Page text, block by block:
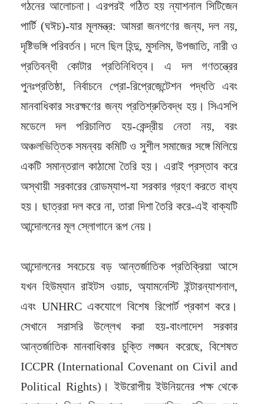
গঠনের আলোচনা। এরপরই গঠিত হয় ন্যাশনাল সিটিজেন
পার্টি (ঘঈচ)-যার মূলমন্ত্র: আমরা জনগণের জন্য, দল নয়,
দৃষ্টিভঙ্গি পরিবর্তন। দলে ছিল হিন্দু, মুসলিম, উপজাতি, নারী ও
প্রতিবন্ধী কোটার প্রতিনিধিত্ব। এ দল গণতন্ত্রের
পুনঃপ্রতিষ্ঠা, নির্বাচনে প্রো-রিপ্রেজেন্টেশন পদ্ধতি এবং
মানবাধিকার সংরক্ষণের জন্য প্রতিশ্রুতিবদ্ধ হয়। সিএসপি
মডেলে দল পরিচালিত হয়-কেন্দ্রীয় নেতা নয়, বরং
অঞ্চলভিত্তিক সমন্বয় কমিটি ও সুশীল সমাজের সঙ্গে মিলিয়ে
একটি সমান্তরাল কাঠামো তৈরি হয়। এরাই প্রস্তাব করে
অস্থায়ী সরকারের রোডম্যাপ-যা সরকার গ্রহণ করতে বাধ্য
হয়। ছাত্ররা দল করে না, তারা দিশা তৈরি করে-এই বাক্যটি
আন্দোলনের মূল স্লোগানে রূপ নেয়।
আন্দোলনের সবচেয়ে বড় আন্তর্জাতিক প্রতিক্রিয়া আসে
যখন হিউম্যান রাইটস ওয়াচ, অ্যামনেস্টি ইন্টারন্যাশনাল,
এবং UNHRC একযোগে বিশেষ রিপোর্ট প্রকাশ করে।
সেখানে সরাসরি উল্লেখ করা হয়-বাংলাদেশ সরকার
আন্তর্জাতিক মানবাধিকার চুক্তি লঙ্ঘন করেছে, বিশেষত
ICCPR (International Covenant on Civil and
Political Rights)। ইউরোপীয় ইউনিয়নের পক্ষ থেকে